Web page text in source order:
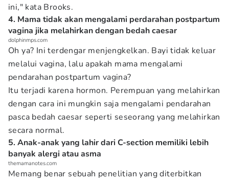
ini," kata Brooks.
4. Mama tidak akan mengalami perdarahan postpartum
vagina jika melahirkan dengan bedah caesar
dolphinmps.com
Oh ya? Ini terdengar menjengkelkan. Bayi tidak keluar
melalui vagina, lalu apakah mama mengalami
pendarahan postpartum vagina?
Itu terjadi karena hormon. Perempuan yang melahirkan
dengan cara ini mungkin saja mengalami pendarahan
pasca bedah caesar seperti seseorang yang melahirkan
secara normal.
5. Anak-anak yang lahir dari C-section memiliki lebih
banyak alergi atau asma
themamanotes.com
Memang benar sebuah penelitian yang diterbitkan